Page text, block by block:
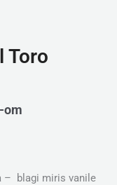
Toro
om
– blagi miris vanile